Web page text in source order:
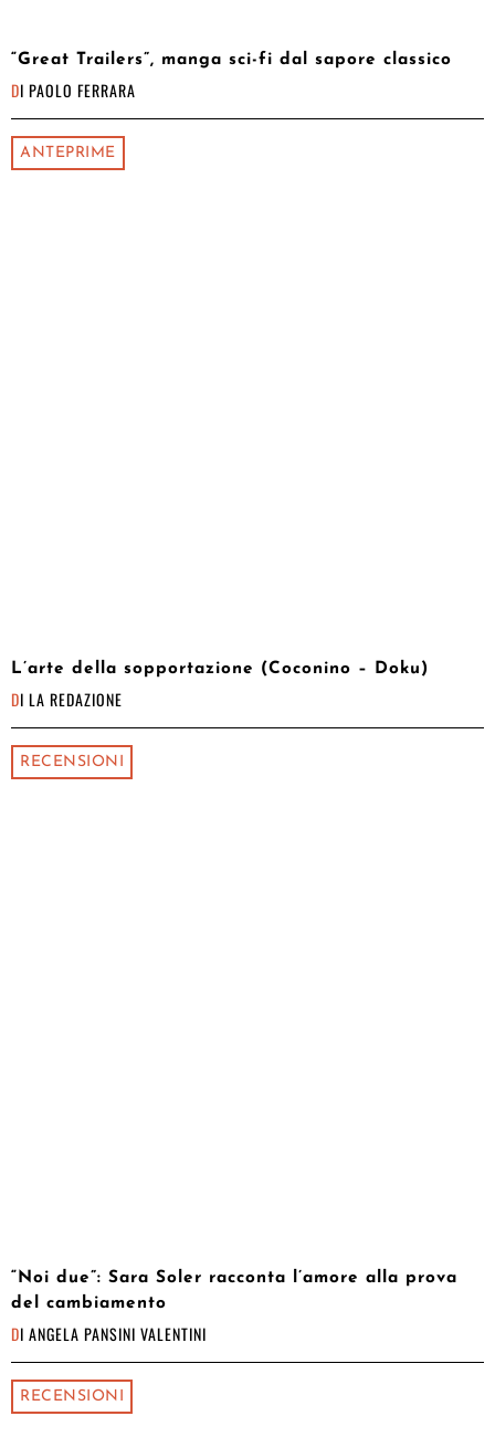
“Great Trailers”, manga sci-fi dal sapore classico
DI PAOLO FERRARA
ANTEPRIME
L’arte della sopportazione (Coconino – Doku)
DI LA REDAZIONE
RECENSIONI
“Noi due”: Sara Soler racconta l’amore alla prova
del cambiamento
DI ANGELA PANSINI VALENTINI
RECENSIONI